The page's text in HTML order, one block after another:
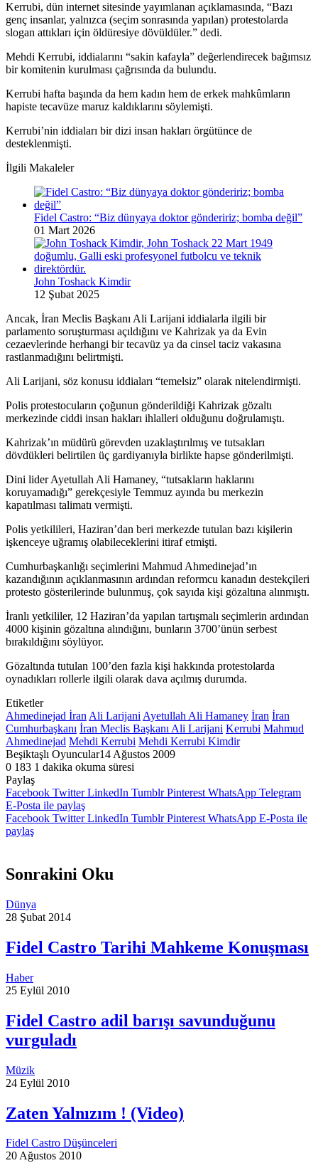
Kerrubi, dün internet sitesinde yayımlanan açıklamasında, “Bazı
genç insanlar, yalnızca (seçim sonrasında yapılan) protestolarda
slogan attıkları için öldüresiye dövüldüler.” dedi.
Mehdi Kerrubi, iddialarını “sakin kafayla” değerlendirecek bağımsız
bir komitenin kurulması çağrısında da bulundu.
Kerrubi hafta başında da hem kadın hem de erkek mahkûmların
hapiste tecavüze maruz kaldıklarını söylemişti.
Kerrubi’nin iddiaları bir dizi insan hakları örgütünce de
desteklenmişti.
İlgili Makaleler
Fidel Castro: “Biz dünyaya doktor göndeririz; bomba değil”
01 Mart 2026
John Toshack Kimdir
12 Şubat 2025
Ancak, İran Meclis Başkanı Ali Larijani iddialarla ilgili bir
parlamento soruşturması açıldığını ve Kahrizak ya da Evin
cezaevlerinde herhangi bir tecavüz ya da cinsel taciz vakasına
rastlanmadığını belirtmişti.
Ali Larijani, söz konusu iddiaları “temelsiz” olarak nitelendirmişti.
Polis protestocuların çoğunun gönderildiği Kahrizak gözaltı
merkezinde ciddi insan hakları ihlalleri olduğunu doğrulamıştı.
Kahrizak’ın müdürü görevden uzaklaştırılmış ve tutsakları
dövdükleri belirtilen üç gardiyanıyla birlikte hapse gönderilmişti.
Dini lider Ayetullah Ali Hamaney, “tutsakların haklarını
koruyamadığı” gerekçesiyle Temmuz ayında bu merkezin
kapatılması talimatı vermişti.
Polis yetkilileri, Haziran’dan beri merkezde tutulan bazı kişilerin
işkenceye uğramış olabileceklerini itiraf etmişti.
Cumhurbaşkanlığı seçimlerini Mahmud Ahmedinejad’ın
kazandığının açıklanmasının ardından reformcu kanadın destekçileri
protesto gösterilerinde bulunmuş, çok sayıda kişi gözaltına alınmıştı.
İranlı yetkililer, 12 Haziran’da yapılan tartışmalı seçimlerin ardından
4000 kişinin gözaltına alındığını, bunların 3700’ünün serbest
bırakıldığını söylüyor.
Gözaltında tutulan 100’den fazla kişi hakkında protestolarda
oynadıkları rollerle ilgili olarak dava açılmış durumda.
Etiketler
Ahmedinejad İran Ali Larijani Ayetullah Ali Hamaney İran İran
Cumhurbaşkanı İran Meclis Başkanı Ali Larijani Kerrubi Mahmud
Ahmedinejad Mehdi Kerrubi Mehdi Kerrubi Kimdir
Beşiktaşlı Oyuncular14 Ağustos 2009
0 183 1 dakika okuma süresi
Paylaş
Facebook Twitter LinkedIn Tumblr Pinterest WhatsApp Telegram
E-Posta ile paylaş
Facebook Twitter LinkedIn Tumblr Pinterest WhatsApp E-Posta ile
paylaş
Sonrakini Oku
Dünya
28 Şubat 2014
Fidel Castro Tarihi Mahkeme Konuşması
Haber
25 Eylül 2010
Fidel Castro adil barışı savunduğunu
vurguladı
Müzik
24 Eylül 2010
Zaten Yalnızım ! (Video)
Fidel Castro Düşünceleri
20 Ağustos 2010